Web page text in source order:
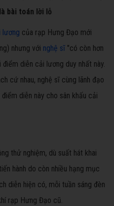
bài toán lời lỗ
lương của rạp Hưng Đạo mới
nhưng với nghệ sĩ "có còn hơn
diễn cải lương duy nhất này.
cứ nhau, nghệ sĩ cùng lãnh đạo
diễn này cho sân khấu cải
thử nghiệm, dù suất hát khai
hành do còn nhiều hạng mục
diễn hiện có, mỗi tuần sáng đèn
rạp Hưng Đạo cũ.